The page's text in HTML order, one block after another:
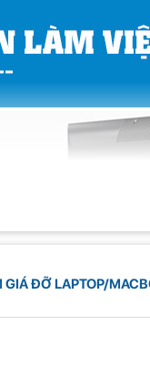
ĐỠ LAPTOP/